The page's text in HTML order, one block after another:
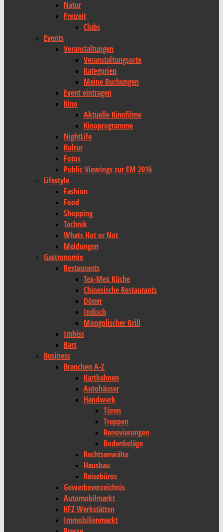
Natur
Freizeit
Clubs
Events
Veranstaltungen
Veranstaltungsorte
Kategorien
Meine Buchungen
Event eintragen
Kino
Aktuelle Kinofilme
Kinoprogramme
NightLife
Kultur
Fotos
Public Viewings zur EM 2016
Lifestyle
Fashion
Food
Shopping
Technik
Whats Hot or Not
Meldungen
Gastronomie
Restaurants
Tex-Mex Küche
Chinesische Restaurants
Döner
Indisch
Mongolischer Grill
Imbiss
Bars
Business
Branchen A-Z
Kartbahnen
Autohäuser
Handwerk
Türen
Treppen
Renovierungen
Bodenbeläge
Rechtsanwälte
Hausbau
Reisebüros
Gewerbeverzeichnis
Automobilmarkt
KFZ Werkstätten
Immobilienmarkt